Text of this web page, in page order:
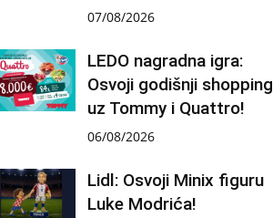
07/08/2026
LEDO nagradna igra:
Osvoji godišnji shopping
uz Tommy i Quattro!
06/08/2026
Lidl: Osvoji Minix figuru
Luke Modrića!